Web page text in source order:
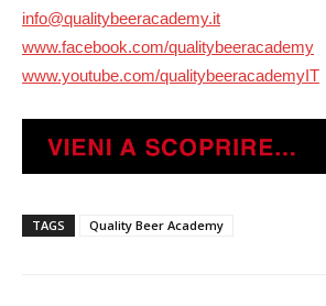
info@qualitybeeracademy.it
www.facebook.com/qualitybeeracademy
www.youtube.com/qualitybeeracademyIT
TAGS Quality Beer Academy